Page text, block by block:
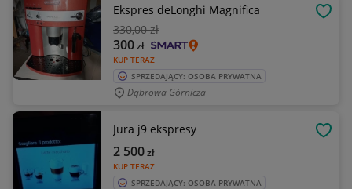
Ekspres deLonghi Magnifica
330,00 zł
KUP TERAZ
300zł
SPRZEDAJĄCY: OSOBA PRYWATNA
Dąbrowa Górnicza
Jura j9 ekspresy
KUP TERAZ
2 500zł
SPRZEDAJĄCY: OSOBA PRYWATNA